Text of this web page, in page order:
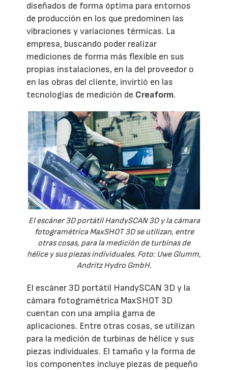
diseñados de forma óptima para entornos
de producción en los que predominen las
vibraciones y variaciones térmicas. La
empresa, buscando poder realizar
mediciones de forma más flexible en sus
propias instalaciones, en la del proveedor o
en las obras del cliente, invirtió en las
tecnologías de medición de Creaform.
El escáner 3D portátil HandySCAN 3D y la cámara
fotogramétrica MaxSHOT 3D se utilizan, entre
otras cosas, para la medición de turbinas de
hélice y sus piezas individuales. Foto: Uwe Glumm,
Andritz Hydro GmbH.
El escáner 3D portátil HandySCAN 3D y la
cámara fotogramétrica MaxSHOT 3D
cuentan con una amplia gama de
aplicaciones. Entre otras cosas, se utilizan
para la medición de turbinas de hélice y sus
piezas individuales. El tamaño y la forma de
los componentes incluye piezas de pequeño